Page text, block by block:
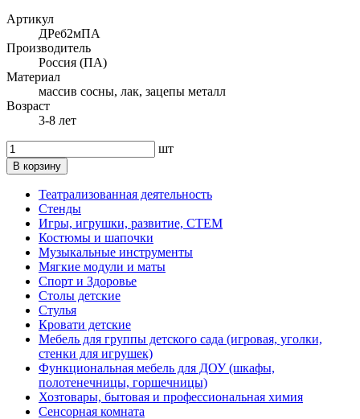
Артикул
ДРеб2мПА
Производитель
Россия (ПА)
Материал
массив сосны, лак, зацепы металл
Возраст
3-8 лет
шт
В корзину
Театрализованная деятельность
Стенды
Игры, игрушки, развитие, СТЕМ
Костюмы и шапочки
Музыкальные инструменты
Мягкие модули и маты
Спорт и Здоровье
Столы детские
Стулья
Кровати детские
Мебель для группы детского сада (игровая, уголки,
стенки для игрушек)
Функциональная мебель для ДОУ (шкафы,
полотенечницы, горшечницы)
Хозтовары, бытовая и профессиональная химия
Сенсорная комната